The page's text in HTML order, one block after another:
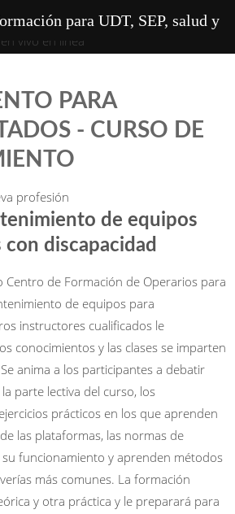
PARA
- CURSO DE
de equipos
con discapacidad
Centro de Formación de Operarios para
de equipos para
instructores cualificados le
conocimientos y las clases se imparten
anima a los participantes a debatir
parte lectiva del curso, los
prácticos en los que aprenden
las plataformas, las normas de
su funcionamiento y aprenden métodos
más comunes. La formación
y otra práctica y le preparará para
para UDT, SEP, salud y